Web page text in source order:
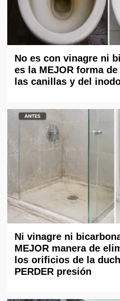
No es con vinagre ni
es la MEJOR forma
las canillas y del
Ni vinagre ni
MEJOR manera de
los orificios de la
PERDER presión